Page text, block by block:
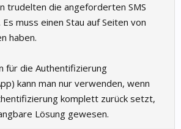
trudelten die angeforderten SMS
Es muss einen Stau auf Seiten von
haben.
für die Authentifizierung
kann man nur verwenden, wenn
komplett zurück setzt,
Lösung gewesen.